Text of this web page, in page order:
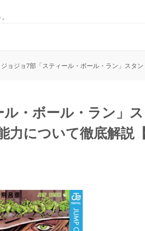
ジョジョ7部「スティール・ボール・ラン」スタ
・ボール・ラン」ス
力について徹底解説